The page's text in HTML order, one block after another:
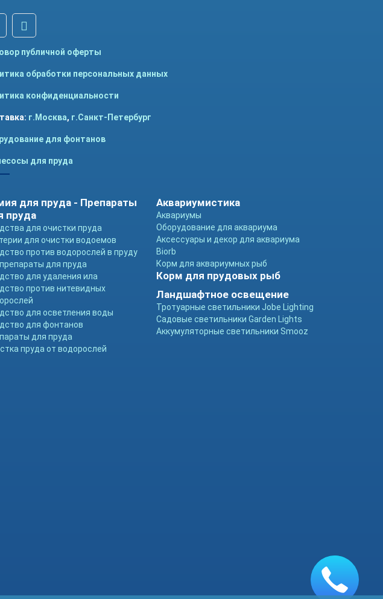
публичной оферты
обработки персональных данных
конфиденциальности
г.Москва, г.Санкт-Петербург
для фонтанов
для пруда
для пруда - Препараты
пруда
для очистки пруда
для очистки водоемов
против водорослей в пруду
для пруда
для удаления ила
против нитевидных
для осветления воды
для фонтанов
для пруда
пруда от водорослей
Аквариумистика
Аквариумы
Оборудование для аквариума
Аксессуары и декор для аквариума
Biorb
Корм для аквариумных рыб
Корм для прудовых рыб
Ландшафтное освещение
Тротуарные светильники Jobe Lighting
Садовые светильники Garden Lights
Аккумуляторные светильники Smooz